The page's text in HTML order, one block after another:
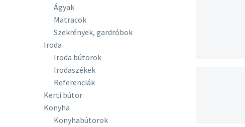
Ágyak
Matracok
Szekrények, gardróbok
Iroda
Iroda bútorok
Irodaszékek
Referenciák
Kerti bútor
Konyha
Konyhabútorok